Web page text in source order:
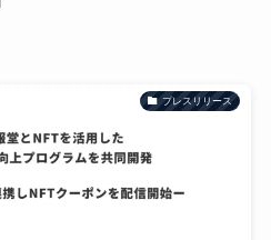
プレスリリース